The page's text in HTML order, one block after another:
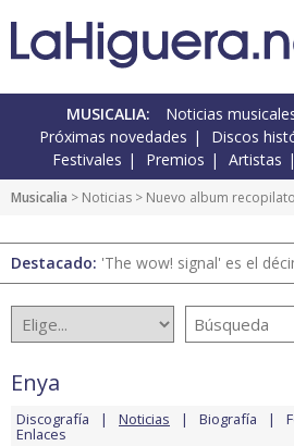
MUSICALIA: Noticias
Próximas novedades
Discos
Festivales
Premios Artistas
Musicalia > Noticias > Nuevo album
Destacado: 'The wow! signal' es el
Enya
Discografía Noticias Biografía
Enlaces